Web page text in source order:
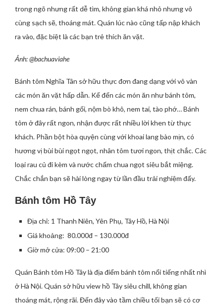
trong ngõ nhưng rất dễ tìm, không gian khá nhỏ nhưng vô
cùng sạch sẽ, thoáng mát. Quán lúc nào cũng tấp nập khách
ra vào, đặc biệt là các bạn trẻ thích ăn vặt.
Ảnh: @bachuaviahe
Bánh tôm Nghĩa Tân sở hữu thực đơn đang dạng với vô vàn
các món ăn vặt hấp dẫn. Kể đến các món ăn như bánh tôm,
nem chua rán, bánh gối, nộm bò khô, nem tai, tào phớ… Bánh
tôm ở đây rất ngon, nhận được rất nhiều lời khen từ thực
khách. Phần bột hòa quyện cùng với khoai lang bào mịn, có
hương vị bùi bùi ngọt ngọt, nhân tôm tươi ngon, thịt chắc. Các
loại rau củ đi kèm và nước chấm chua ngọt siêu bắt miệng.
Chắc chắn bạn sẽ hài lòng ngay từ lần đầu trải nghiệm đấy.
Bánh tôm Hồ Tây
Địa chỉ: 1 Thanh Niên, Yên Phụ, Tây Hồ, Hà Nội
Giá khoảng: 80.000đ – 130.000đ
Giờ mở cửa: 09:00 – 21:00
Quán Bánh tôm Hồ Tây là địa điểm bánh tôm nổi tiếng nhất nhì
ở Hà Nội. Quán sở hữu view hồ Tây siêu chill, không gian
thoáng mát, rộng rãi. Đến đây vào tầm chiều tối bạn sẽ có cơ